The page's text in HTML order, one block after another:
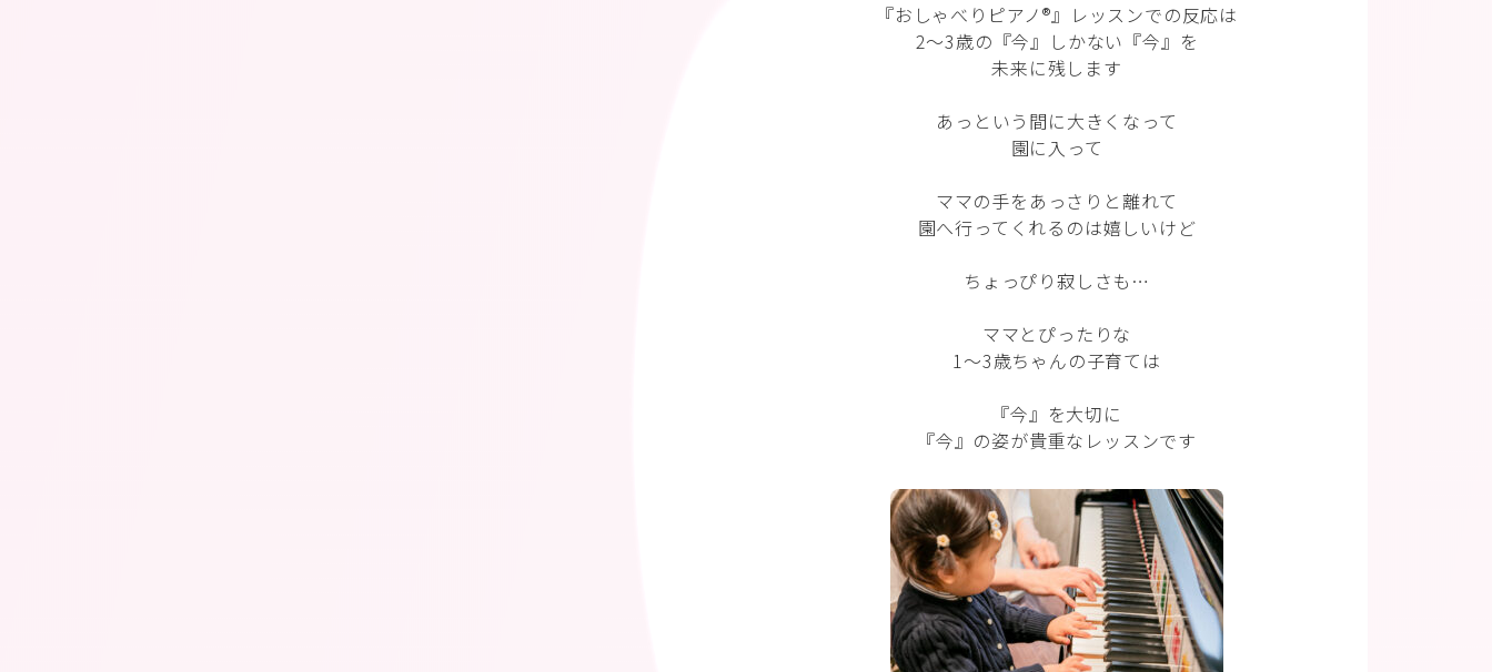
『おしゃべりピアノ®︎』レッスンでの反応は
2〜3歳の『今』しかない『今』を
未来に残します
あっという間に大きくなって
園に入って
ママの手をあっさりと離れて
園へ行ってくれるのは嬉しいけど
ちょっぴり寂しさも…
ママとぴったりな
1〜3歳ちゃんの子育ては
『今』を大切に
『今』の姿が貴重なレッスンです